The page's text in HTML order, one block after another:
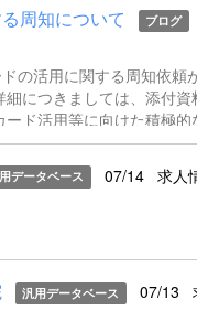
理・細胞研究班班長今川
周知について ブログ
の活用に関する周知依頼
につきましては、添付
ド活用等に向けた積極
.pdf 参考資料１－２.pdf
データベース 07/14
求人
汎用データベース 07/13